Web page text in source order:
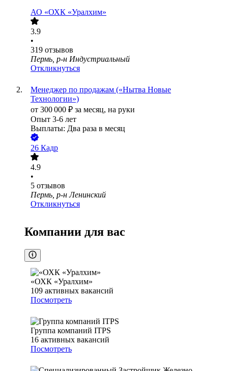
АО «ОХК «Уралхим»
3.9
•
319 отзывов
Пермь, р-н Индустриальный
Откликнуться
Менеджер по продажам («Нытва Новые
Технологии»)
от 300 000 ₽ за месяц, на руки
Опыт 3-6 лет
Выплаты: Два раза в месяц
26 Кадр
4.9
•
5 отзывов
Пермь, р-н Ленинский
Откликнуться
Компании для вас
«ОХК «Уралхим»
109 активных вакансий
Посмотреть
Группа компаний ITPS
16 активных вакансий
Посмотреть